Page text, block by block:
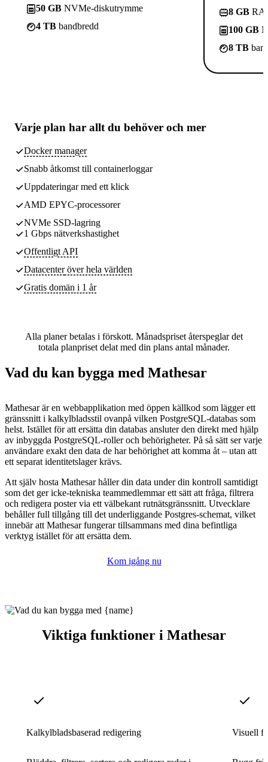
50 GB NVMe-diskutrymme
4 TB bandbredd
8 GB
100 GB
8 TB
Varje plan har allt du behöver och mer
Docker manager
Snabb åtkomst till containerloggar
Uppdateringar med ett klick
AMD EPYC-processorer
NVMe SSD-lagring
1 Gbps nätverkshastighet
Offentligt API
Datacenteröver hela världen
Gratis domän i 1 år
Alla planer betalas i förskott. Månadspriset återspeglar det
totala planpriset delat med din plans antal månader.
Vad du kan bygga med Mathesar
Mathesar är en webbapplikation med öppen källkod som lägger ett
gränssnitt i kalkylbladsstil ovanpå vilken PostgreSQL-databas som
helst. Istället för att ersätta din databas ansluter den direkt med hjälp
av inbyggda PostgreSQL-roller och behörigheter. På så sätt ser varje
användare exakt den data de har behörighet att komma åt – utan att
ett separat identitetslager krävs.
Att själv hosta Mathesar håller din data under din kontroll samtidigt
som det ger icke-tekniska teammedlemmar ett sätt att fråga, filtrera
och redigera poster via ett välbekant rutnätsgränssnitt. Utvecklare
behåller full tillgång till det underliggande Postgres-schemat, vilket
innebär att Mathesar fungerar tillsammans med dina befintliga
verktyg istället för att ersätta dem.
Kom igång nu
Viktiga funktioner i Mathesar
Kalkylbladsbaserad redigering Visuell